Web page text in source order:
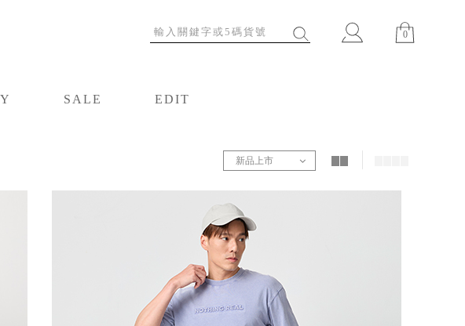
0
SALE
EDIT
新品上市